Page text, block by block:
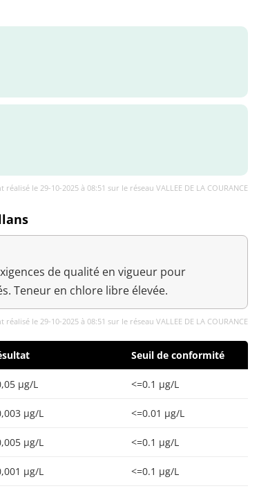
réalisé le 29-10-2025 à 08:51 sur le réseau VALLEE DE LA COURANCE
de qualité en vigueur pour
Teneur en chlore libre élevée.
réalisé le 29-10-2025 à 08:51 sur le réseau VALLEE DE LA COURANCE
Seuil de conformité
µg/L <=0.1 µg/L
µg/L <=0.01 µg/L
µg/L <=0.1 µg/L
µg/L <=0.1 µg/L